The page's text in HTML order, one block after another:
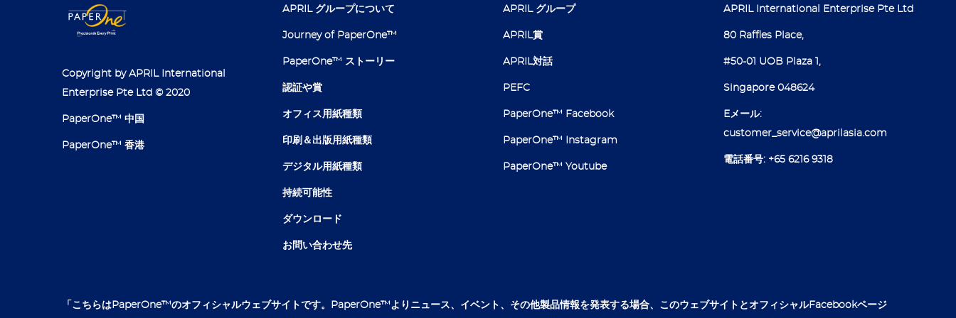
Copyright by APRIL International
Enterprise Pte Ltd © 2020
PaperOne™ 中国
PaperOne™ 香港
APRIL グループについて
Journey of PaperOne™
PaperOne™ ストーリー
認証や賞
オフィス用紙種類
印刷＆出版用紙種類
デジタル用紙種類
持続可能性
ダウンロード
お問い合わせ先
APRIL グループ
APRIL賞
APRIL対話
PEFC
PaperOne™ Facebook
PaperOne™ Instagram
PaperOne™ Youtube
APRIL International Enterprise Pte Ltd
80 Raffles Place,
#50-01 UOB Plaza 1,
Singapore 048624
Eメール:
customer_service@aprilasia.com
電話番号: +65 6216 9318
「こちらはPaperOne™のオフィシャルウェブサイトです。PaperOne™よりニュース、イベント、その他製品情報を発表する場合、このウェブサイトとオフィシャルFacebookページ